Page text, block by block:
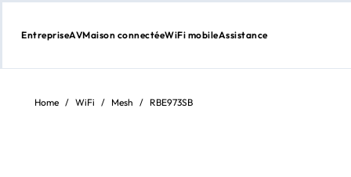
Aller
contenu
EntrepriseAVMaison connectéeWiFi mobileAssistance
Home / WiFi / Mesh / RBE973SB